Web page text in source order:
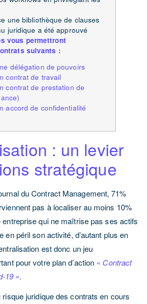
une bibliothèque de clauses
juridique a été approuvé
vous permettront
suivants :
délégation de pouvoirs
contrat de travail
contrat de prestation de
accord de confidentialité
: un levier
stratégique
du Contract Management, 71%
pas à localiser au moins 10%
entreprise qui ne maîtrise pas ses actifs
en péril son activité, d’autant plus en
est donc un jeu
pour votre plan d’action « Contract
19 ».
juridique des contrats en cours